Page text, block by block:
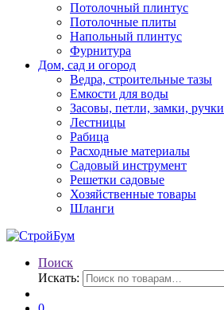
Потолочный плинтус
Потолочные плиты
Напольный плинтус
Фурнитура
Дом, сад и огород
Ведра, строительные тазы
Емкости для воды
Засовы, петли, замки, ручки
Лестницы
Рабица
Расходные материалы
Садовый инструмент
Решетки садовые
Хозяйственные товары
Шланги
Поиск
Искать: